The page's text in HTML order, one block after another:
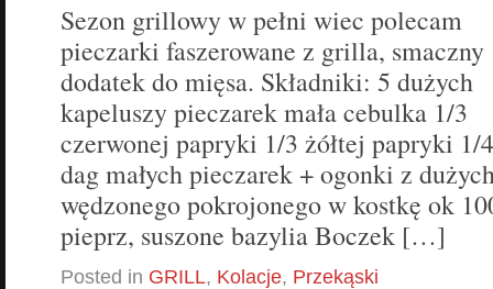
Sezon grillowy w pełni wiec polecam
pieczarki faszerowane z grilla, smaczny
dodatek do mięsa. Składniki: 5 dużych
kapeluszy pieczarek mała cebulka 1/3
czerwonej papryki 1/3 żółtej papryki
dag małych pieczarek + ogonki z
wędzonego pokrojonego w kostkę ok
pieprz, suszone bazylia Boczek […]
Posted in GRILL, Kolacje, Przekąski